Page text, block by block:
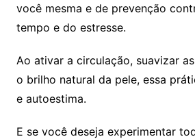
você mesma e de prevenção
tempo e do estresse.
Ao ativar a circulação, suavizar
o brilho natural da pele, essa
e autoestima.
E se você deseja experimentar